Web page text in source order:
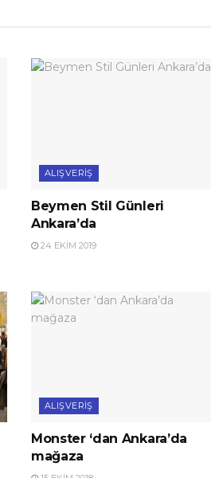
ALIŞVERIŞ
Beymen Stil Günleri
Ankara’da
24 EKIM 2019
ALIŞVERIŞ
Monster ‘dan Ankara’da
mağaza